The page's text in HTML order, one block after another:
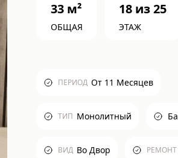
33 м²
ОБЩАЯ
18 из25
ЭТАЖ
ПЕРИОД От 11 Месяцев
ТИП Монолитный
ВИД Во Двор РЕМОНТ